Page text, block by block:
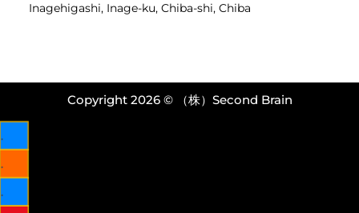
Inagehigashi, Inage-ku, Chiba-shi, Chiba
Copyright 2026 © （株）Second Brain
.
.
.